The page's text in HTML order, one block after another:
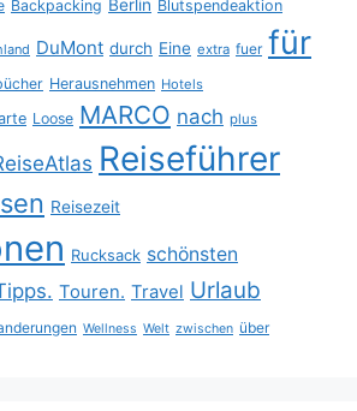
Backpacking Berlin Blutspendeaktion
DuMont durch Eine extra fuer für
Herausnehmen Hotels
Loose MARCO nach plus
Reiseführer
Reisezeit
Rucksack schönsten
Touren. Travel Urlaub
Wellness Welt zwischen über